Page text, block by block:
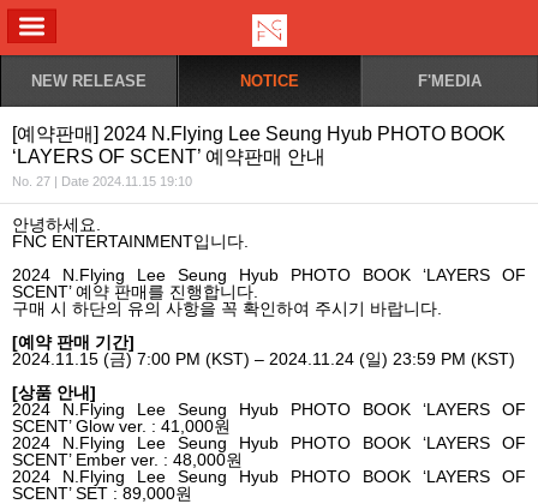
NEW RELEASE NOTICE F'MEDIA
[예약판매] 2024 N.Flying Lee Seung Hyub PHOTO BOOK
‘LAYERS OF SCENT’ 예약판매 안내
No. 27 | Date 2024.11.15 19:10
안녕하세요
FNC ENTERTAINMENT입니다
2024 N.Flying Lee Seung Hyub PHOTO BOOK ‘LAYERS OF
SCENT’예약 판매를 진행합니다
구매 시 하단의 유의 사항을 꼭 확인하여 주시기 바랍니다
[예약 판매 기간]
2024.11.15 (금) 7:00 PM (KST) – 2024.11.24 (일) 23:59 PM (KST)
[상품 안내]
2024 N.Flying Lee Seung Hyub PHOTO BOOK ‘LAYERS OF
SCENT’ Glow ver. : 41,000원
2024 N.Flying Lee Seung Hyub PHOTO BOOK ‘LAYERS OF
SCENT’ Ember ver. : 48,000원
2024 N.Flying Lee Seung Hyub PHOTO BOOK ‘LAYERS OF
SCENT’ SET : 89,000원